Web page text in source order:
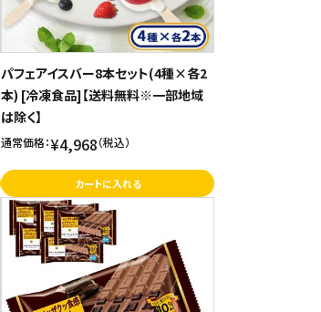
パフェアイスバー8本セット(4種×各2
本) [冷凍食品]【送料無料※一部地域
は除く】
通常価格：¥4,968（税込）
カートに入れる